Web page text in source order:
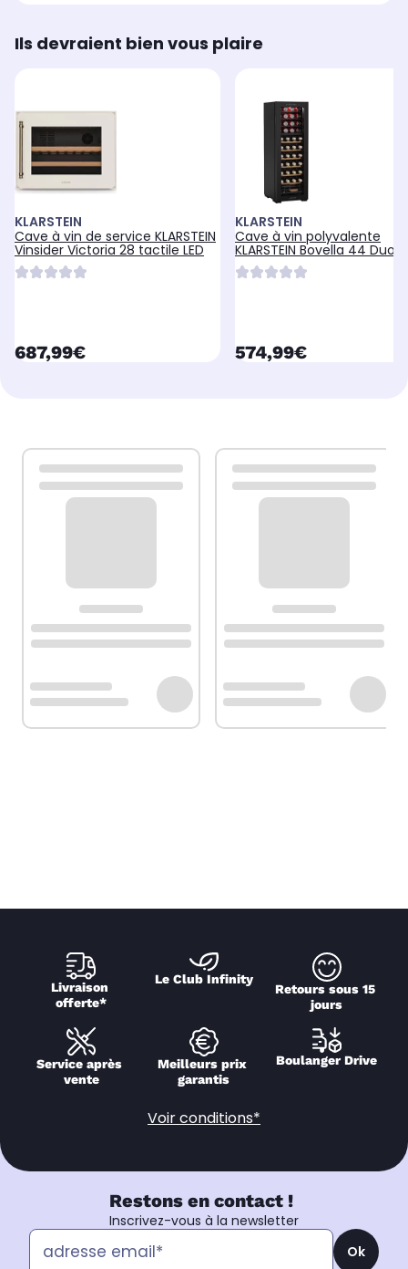
Ils devraient bien vous plaire
KLARSTEIN
Cave à vin de service KLARSTEIN
Vinsider Victoria 28 tactile LED
currentPrice
687,99€
KLARSTEIN
Cave à vin polyvalente
KLARSTEIN Bovella 44
2 zones Tactile
currentPrice
574,99€
Livraison
offerte*
Le Club Infinity
Retours sous 15
jours
Service après
vente
Meilleurs prix
garantis
Boulanger Drive
Voir conditions*
Restons en contact !
Inscrivez-vous à la newsletter
Ok